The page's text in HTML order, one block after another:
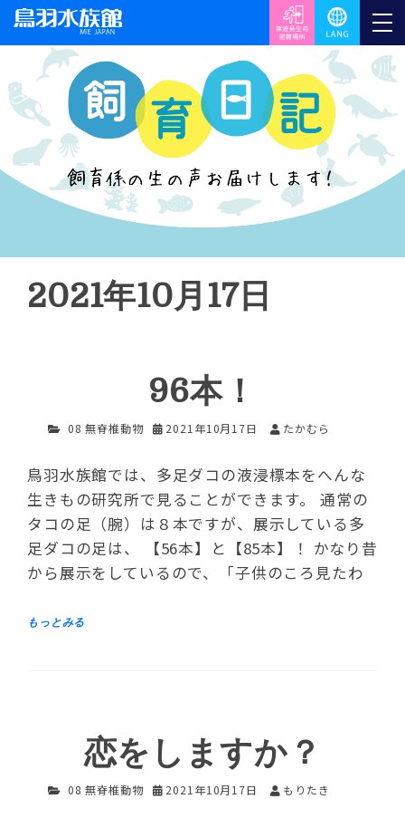
2021年10月17日
96本！
08 無脊椎動物 2021年10月17日 たかむら
鳥羽水族館では、多足ダコの液浸標本をへんな
生きもの研究所で見ることができます。 通常の
タコの足（腕）は８本ですが、展示している多
足ダコの足は、 【56本】と【85本】！ かなり昔
から展示をしているので、「子供のころ見たわ
恋をしますか？
08 無脊椎動物 2021年10月17日 もりたき